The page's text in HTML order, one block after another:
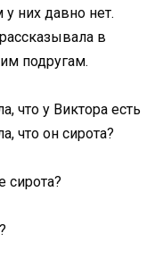
них давно нет.
в
подругам.
что у Виктора есть
что он сирота?
сирота?